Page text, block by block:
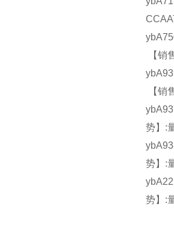
【销
【销
势】:
势】:
势】: